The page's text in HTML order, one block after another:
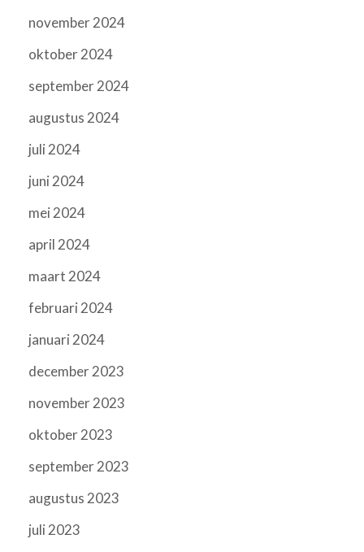
november 2024
oktober 2024
september 2024
augustus 2024
juli 2024
juni 2024
mei 2024
april 2024
maart 2024
februari 2024
januari 2024
december 2023
november 2023
oktober 2023
september 2023
augustus 2023
juli 2023